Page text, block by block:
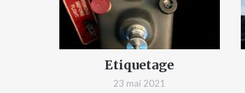
Etiquetage
23 mai 2021